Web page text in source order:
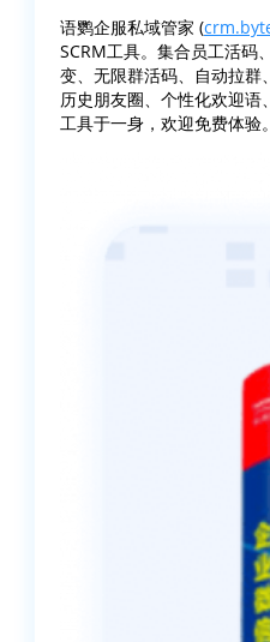
语鹦企服私域管家 (
SCRM工具。集合员工活码
变、无限群活码、自动拉群
历史朋友圈、个性化欢迎
工具于一身，欢迎免费体验。